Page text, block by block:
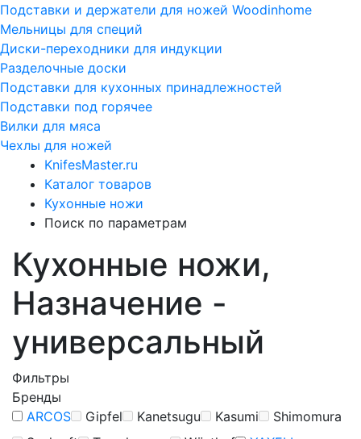
Подставки и держатели для ножей Woodinhome
Мельницы для специй
Диски-переходники для индукции
Разделочные доски
Подставки для кухонных принадлежностей
Подставки под горячее
Вилки для мяса
Чехлы для ножей
KnifesMaster.ru
Каталог товаров
Кухонные ножи
Поиск по параметрам
Кухонные ножи,
Назначение -
универсальный
Фильтры
Бренды
ARCOS
Gipfel Kanetsugu Kasumi
Shimomura